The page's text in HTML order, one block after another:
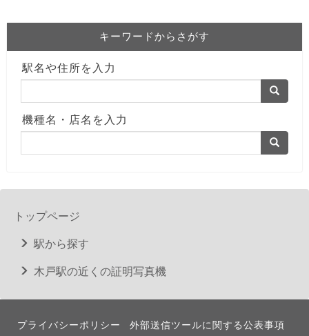
キーワードからさがす
駅名や住所を入力
機種名・店名を入力
トップページ
駅から探す
木戸駅の近くの証明写真機
プライバシーポリシー 外部送信ツールに関する公表事項